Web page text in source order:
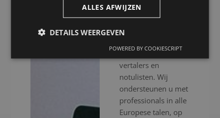
dan 20 jaar uw
notulist in
Neurenberg voor
professionele
vertalers en
notulisten. Wij
ondersteunen u met
professionals in alle
Europese talen, op
ALLES AFWIJZEN
DETAILS WEERGEVEN
POWERED BY COOKIESCRIPT